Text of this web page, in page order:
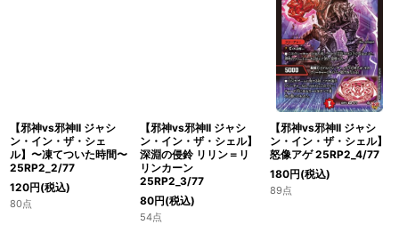
【邪神vs邪神II ジャシ
ン・イン・ザ・シェ
ル】〜凍てついた時間〜
25RP2_2/77
120円(税込)
80点
【邪神vs邪神II ジャシ
ン・イン・ザ・シェル】
深淵の侵鈴 リリン＝リ
リンカーン
25RP2_3/77
80円(税込)
54点
【邪神vs邪神II ジャシ
ン・イン・ザ・シェル】
怒像アゲ 25RP2_4/77
180円(税込)
89点